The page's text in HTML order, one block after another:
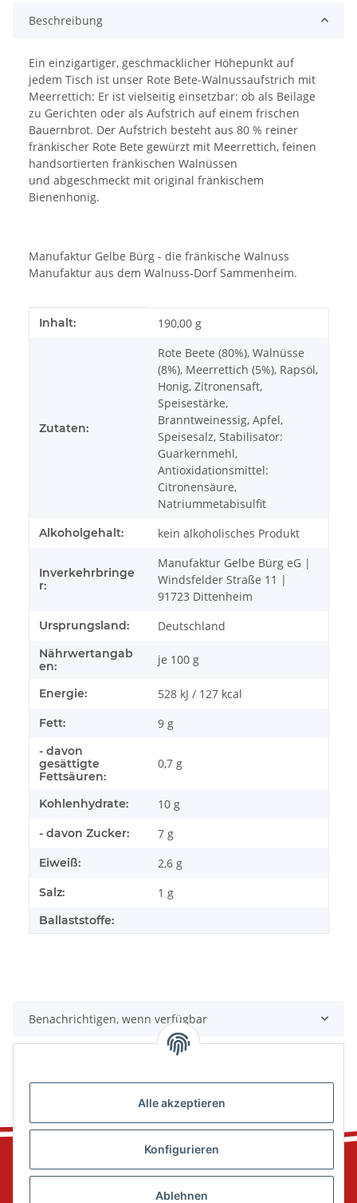
Alle akzeptieren
Konfigurieren
Ablehnen
Beschreibung
Ein einzigartiger, geschmacklicher Höhepunkt auf
jedem Tisch ist unser Rote Bete-Walnussaufstrich mit
Meerrettich: Er ist vielseitig einsetzbar: ob als Beilage
zu Gerichten oder als Aufstrich auf einem frischen
Bauernbrot. Der Aufstrich besteht aus 80 % reiner
fränkischer Rote Bete gewürzt mit Meerrettich, feinen
handsortierten fränkischen Walnüssen
und abgeschmeckt mit original fränkischem
Bienenhonig.
Manufaktur Gelbe Bürg - die fränkische Walnuss
Manufaktur aus dem Walnuss-Dorf Sammenheim.
Produkteigenschaft
Wert
Inhalt: 190,00 g
Zutaten:
Rote Beete (80%), Walnüsse
(8%), Meerrettich (5%), Rapsöl,
Honig, Zitronensaft,
Speisestärke,
Branntweinessig, Apfel,
Speisesalz, Stabilisator:
Guarkernmehl,
Antioxidationsmittel:
Citronensäure,
Natriummetabisulfit
Alkoholgehalt: kein alkoholisches Produkt
Inverkehrbringe
r:
Manufaktur Gelbe Bürg eG |
Windsfelder Straße 11 |
91723 Dittenheim
Ursprungsland: Deutschland
Nährwertangab
en:
je 100 g
Energie: 528 kJ / 127 kcal
Fett: 9 g
- davon
gesättigte
Fettsäuren:
0,7 g
Kohlenhydrate: 10 g
- davon Zucker: 7 g
Eiweiß: 2,6 g
Salz: 1 g
Ballaststoffe:
Benachrichtigen, wenn verfügbar